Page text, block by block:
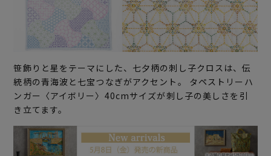
笹飾りと星をテーマにした、七夕柄の刺し子クロスは、伝
統柄の青海波と七宝つなぎがアクセント。 タペストリーハ
ンガー〈アイボリー〉40cmサイズが刺し子の美しさを引
き立てます。